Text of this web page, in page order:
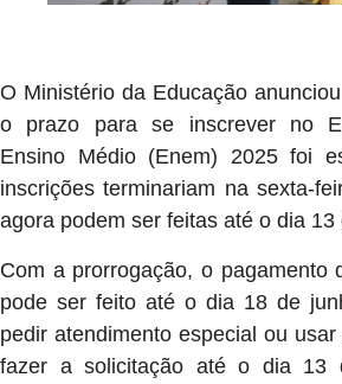
O Ministério da Educação
o prazo para se inscrever no
Ensino Médio (Enem) 2025 foi
inscrições terminariam na sexta-
agora podem ser feitas até o dia 13
Com a prorrogação, o pagamento
pode ser feito até o dia 18 de
pedir atendimento especial ou
fazer a solicitação até o dia 13